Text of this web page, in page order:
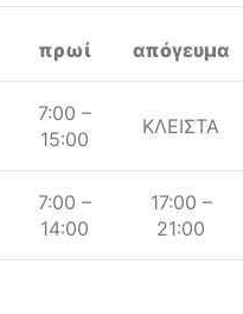
πρωί απόγευμα
7:00 –
15:00
ΚΛΕΙΣΤΑ
7:00 –
14:00
17:00 –
21:00